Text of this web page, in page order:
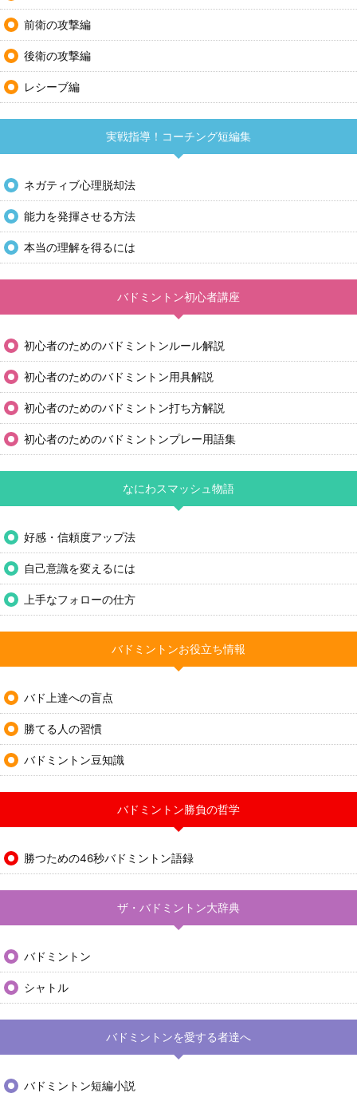
前衛の攻撃編
後衛の攻撃編
レシーブ編
実戦指導！コーチング短編集
ネガティブ心理脱却法
能力を発揮させる方法
本当の理解を得るには
バドミントン初心者講座
初心者のためのバドミントンルール解説
初心者のためのバドミントン用具解説
初心者のためのバドミントン打ち方解説
初心者のためのバドミントンプレー用語集
なにわスマッシュ物語
好感・信頼度アップ法
自己意識を変えるには
上手なフォローの仕方
バドミントンお役立ち情報
バド上達への盲点
勝てる人の習慣
バドミントン豆知識
バドミントン勝負の哲学
勝つための46秒バドミントン語録
ザ・バドミントン大辞典
バドミントン
シャトル
バドミントンを愛する者達へ
バドミントン短編小説